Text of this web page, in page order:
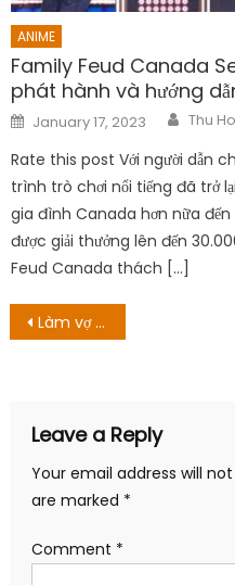
ANIME
Family Feud Canada
phát hành và hướng
Posted
on
January 17, 2023 Thu
Rate this post Với người dẫn
trình trò chơi nổi tiếng đã trở
gia đình Canada hơn nữa
được giải thưởng lên đến
Feud Canada thách […]
Post
Làm vợ Tuấn “nháy” trong “Đấu trí” chẳng bằng làm ô sin
Leave a Reply
Your email address will
are marked *
Comment *